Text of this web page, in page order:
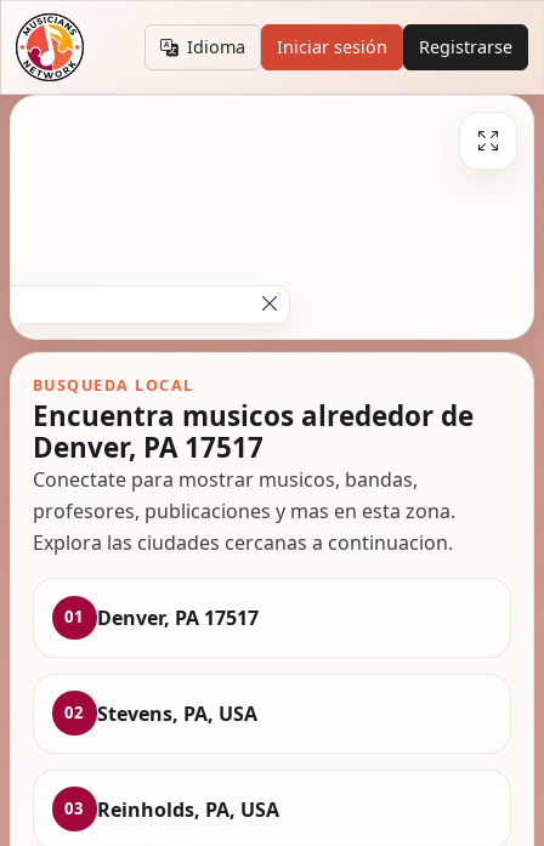
Idioma Iniciar sesión Registrarse
BUSQUEDA LOCAL
Encuentra musicos alrededor de
Denver, PA 17517
Conectate para mostrar musicos, bandas,
profesores, publicaciones y mas en esta zona.
Explora las ciudades cercanas a continuacion.
01 Denver, PA 17517
02 Stevens, PA, USA
03 Reinholds, PA, USA